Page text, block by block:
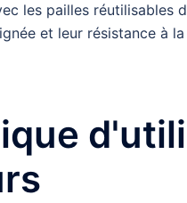
les pailles réutilisables
et leur résistance à